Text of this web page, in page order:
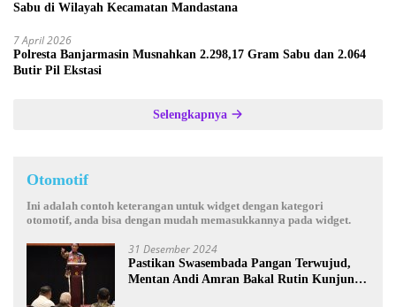
Sabu di Wilayah Kecamatan Mandastana
7 April 2026
Polresta Banjarmasin Musnahkan 2.298,17 Gram Sabu dan 2.064
Butir Pil Ekstasi
Selengkapnya
Otomotif
Ini adalah contoh keterangan untuk widget dengan kategori
otomotif, anda bisa dengan mudah memasukkannya pada widget.
31 Desember 2024
Pastikan Swasembada Pangan Terwujud,
Mentan Andi Amran Bakal Rutin Kunjungi